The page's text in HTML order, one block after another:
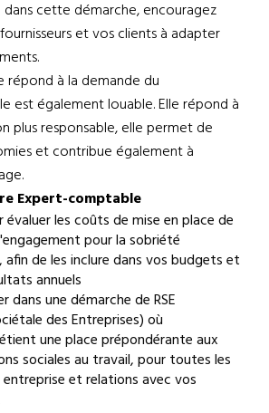
cette démarche, encouragez
et vos clients à adapter
répond à la demande du
est également louable. Elle répond à
plus responsable, elle permet de
et contribue également à
Expert-comptable
les coûts de mise en place de
pour la sobriété
de les inclure dans vos budgets et
annuels
dans une démarche de RSE
des Entreprises) où
une place prépondérante aux
sociales au travail, pour toutes les
et relations avec vos